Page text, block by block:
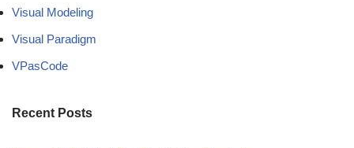
Visual Modeling
Visual Paradigm
VPasCode
Recent Posts